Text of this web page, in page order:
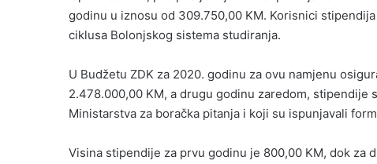
godinu u iznosu od 309.750,00 KM. Korisnici
ciklusa Bolonjskog sistema studiranja.
U Budžetu ZDK za 2020. godinu za ovu namjenu
2.478.000,00 KM, a drugu godinu zaredom,
Ministarstva za boračka pitanja i koji su ispunjavali
Visina stipendije za prvu godinu je 800,00 KM, dok